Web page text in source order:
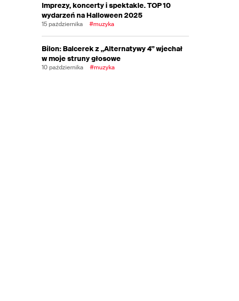
Imprezy, koncerty i spektakle. TOP 10
wydarzeń na Halloween 2025
15 października #muzyka
Bilon: Balcerek z „Alternatywy 4” wjechał
w moje struny głosowe
10 października #muzyka